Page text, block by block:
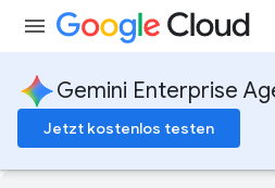
Gemini Enterprise
Jetzt kostenlos testen